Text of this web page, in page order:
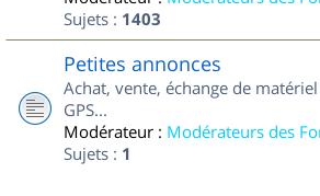
Sujets : 1403
Petites annonces
Achat, vente, échange de
GPS...
Modérateur : Modérateurs des
Sujets : 1